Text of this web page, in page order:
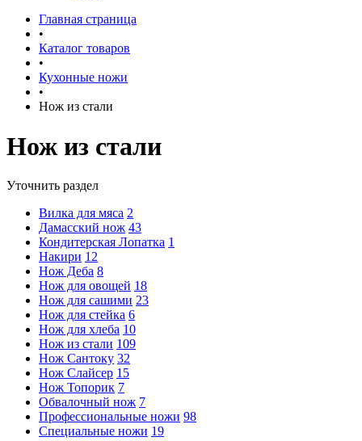
Главная страница
•
Каталог товаров
•
Кухонные ножи
•
Нож из стали
Нож из стали
Уточнить раздел
Вилка для мяса 2
Дамасский нож 43
Кондитерская Лопатка 1
Накири 12
Нож Деба 8
Нож для овощей 18
Нож для сашими 23
Нож для стейка 6
Нож для хлеба 10
Нож из стали 109
Нож Сантоку 32
Нож Слайсер 15
Нож Топорик 7
Обвалочный нож 7
Профессиональные ножи 98
Специальные ножи 19